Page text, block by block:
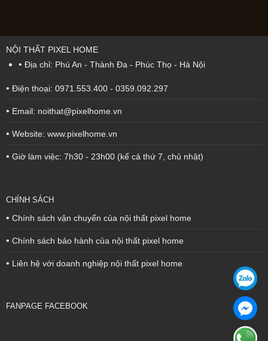
NỘI THẤT PIXEL HOME
• Địa chỉ: Phú An - Thành Đa - Phúc Thọ - Hà Nội
• Điện thoại: 0971.553.400 - 0359.092.297
• Email: noithat@pixelhome.vn
• Website: www.pixelhome.vn
• Giờ làm việc: 7h30 - 23h00 (kể cả thứ 7, chủ nhật)
CHÍNH SÁCH
• Chính sách vận chuyển của nội thất pixel home
• Chính sách bảo hành của nội thất pixel home
• Liên hệ với doanh nghiệp nội thất pixel home
FANPAGE FACEBOOK